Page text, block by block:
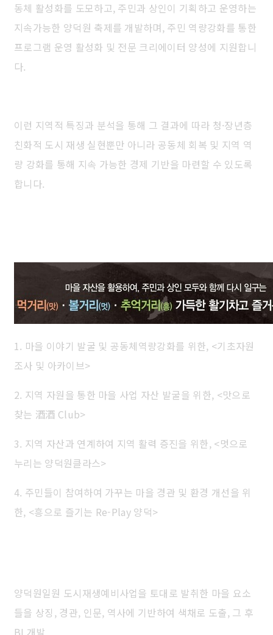
동체 활성화를 도모하고, 주민과 상인이 기획하고 운영하는
지속가능한 양덕원 축제를 개발하며, 주민 역량강화를 통한
프로그램 운영 활성화 및 전문 크리에이터 양성에 지원합니
다.
이런 지역적 특징과 분석을 통해 그 결과에 따라 청·장년층
친화적 도시 재생 실현뿐만 아니라 공동체 회복 및 지역 역
량 강화를 통해 지속 가능한 경제 기반을 마련할 수 있도록
합니다.
1. 마을 이야기 발굴 및 공동체역량강화를 위한, <기초자원
조사 및 아카이브>
2. 지역 자원을 통한 마을 사업 자산 발굴을 위한, <맛으로
찾는 酒酒 Club>
3. 지역 자산과 연계하여 지역 활력 증진을 위한, <멋으로
누리는 양덕원클라스>
4. 주민들이 참여하여 가꾸는 마을 경관 및 환경 개선을 위
한, <흥으로 즐기는 Re-Play 양덕>
양덕원일원 도시재생예비사업을 토대로 발취한 마을 요소
들을 상징, 경관, 인문, 역사에 기반하여 색채로 도출, 그 후
BI 개발